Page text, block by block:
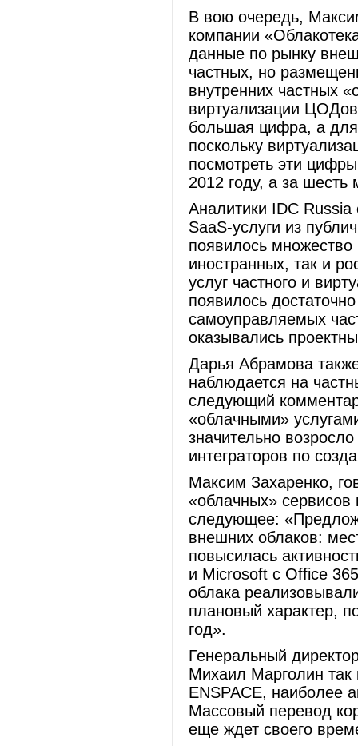
В вою очередь,
компании
данные по рынку
частных, но
внутренних частных
виртуализации
большая цифра, а
поскольку
посмотреть эти
2012 году, а за шесть
Аналитики IDC
SaaS-услуги из
появилось
иностранных, так и
услуг частного и
появилось
самоуправляемых
оказывались
Дарья Абрамова
наблюдается на
следующий
«облачными»
значительно
интеграторов по
Максим Захаренко,
«облачных» сервисов
следующее:
внешних облаков:
повысилась
и Microsoft с Office
облака
плановый характер,
год».
Генеральный
Михаил Марголин так
ENSPACE, наиболее
Массовый перевод
еще ждет своего